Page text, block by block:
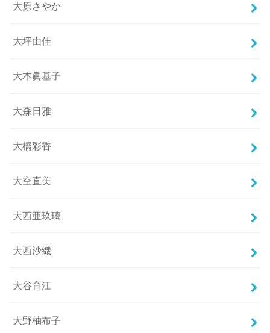
大原さやか
大坪由佳
大本眞基子
大森日雅
大橋彩香
大空直美
大西亜玖璃
大西沙織
大谷育江
大野柚布子